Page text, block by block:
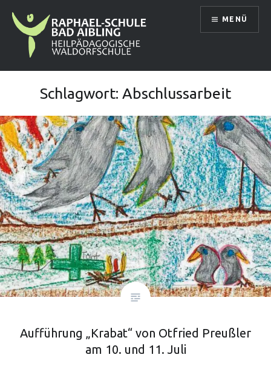
zum
Inhalt
Raphael Schule Bad Aibling
MENÜ
Schlagwort: Abschlussarbeit
Aufführung „Krabat“ von Otfried Preußler
am 10. und 11. Juli